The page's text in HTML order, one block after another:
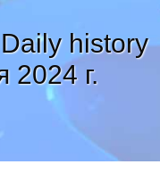
history
2024 г.